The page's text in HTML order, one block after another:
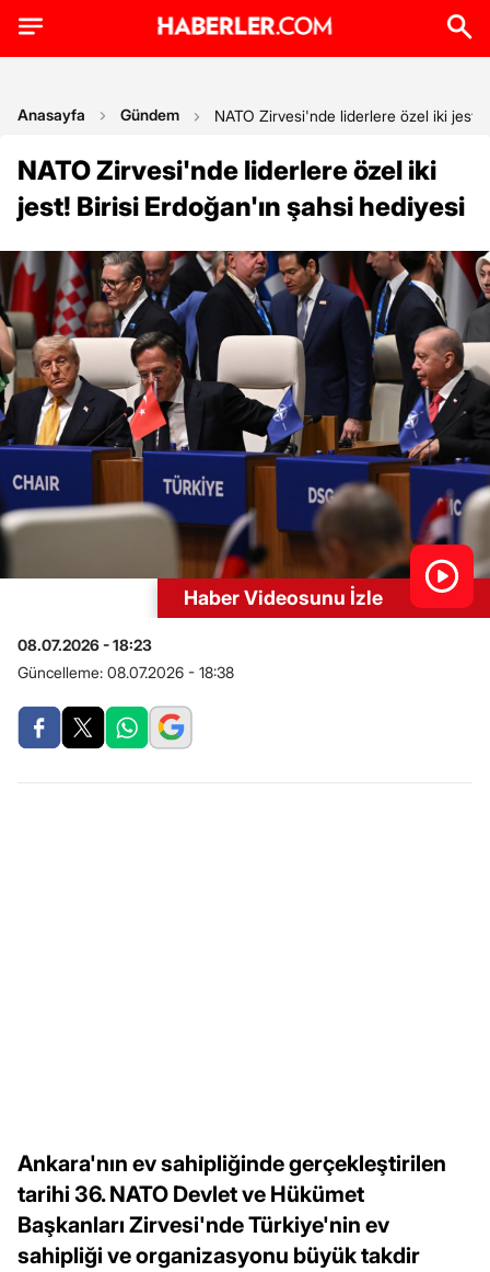
Anasayfa Gündem NATO Zirvesi'nde liderlere özel iki jest!
NATO Zirvesi'nde liderlere özel iki
jest! Birisi Erdoğan'ın şahsi hediyesi
Haber Videosunu İzle
08.07.2026 - 18:23
Güncelleme: 08.07.2026 - 18:38
Ankara'nın ev sahipliğinde gerçekleştirilen
tarihi 36. NATO Devlet ve Hükümet
Başkanları Zirvesi'nde Türkiye'nin ev
sahipliği ve organizasyonu büyük takdir